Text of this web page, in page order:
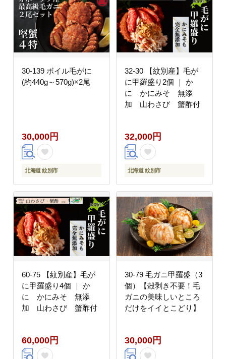
30-139 ボイル毛がに
(約440g～570g)×2尾
30,000円
北海道 紋別市
32-30 【紋別産】毛が
に甲羅盛り2個 ｜ か
に かにみそ 無添
加 山わさび 蟹酢付
32,000円
北海道 紋別市
60-75 【紋別産】毛が
に甲羅盛り4個 ｜ か
に かにみそ 無添
加 山わさび 蟹酢付
60,000円
30-79 毛ガニ甲羅盛（3
個）【殻剥き不要！毛
ガニの美味しいところ
だけをイイとこどり】
30,000円